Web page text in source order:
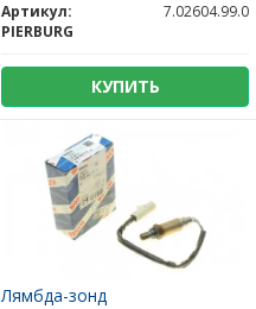
Артикул:
7.02604.99.0
PIERBURG
КУПИТЬ
Лямбда-зонд